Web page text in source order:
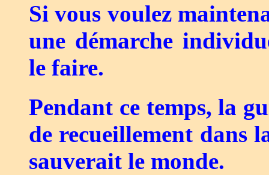
Si vous voulez
une démarche
le faire.
Pendant ce temps, la
de recueillement dans
sauverait le monde.